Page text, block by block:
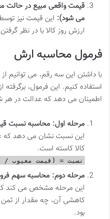
قیمت واقعی مبیع در حالت
می شود): این قیمت نیز
ارزش روز کالا با در نظر
فرمول محاسبه ارش
با داشتن این سه رقم، می توانیم
اطمینان می دهد که عدالت در هر
مرحله اول: محاسبه نسبت
این نسبت نشان می دهد که
کالا کاسته است.
نسبت = (قیمت معیوب /
مرحله دوم: محاسبه سهم
این مرحله مشخص می کند
کاهشی آن، چه مقدار از ثمن
بود.